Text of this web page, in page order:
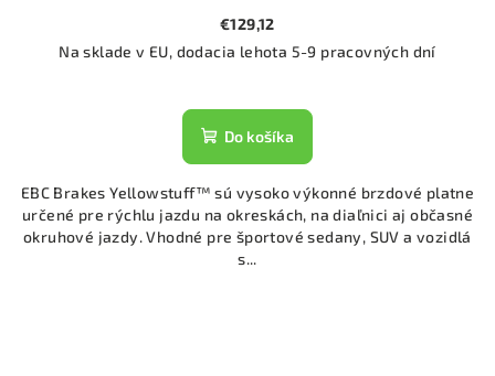
€129,12
Na sklade v EU, dodacia lehota 5-9 pracovných dní
Do košíka
EBC Brakes Yellowstuff™ sú vysoko výkonné brzdové platne
určené pre rýchlu jazdu na okreskách, na diaľnici aj občasné
okruhové jazdy. Vhodné pre športové sedany, SUV a vozidlá
s...